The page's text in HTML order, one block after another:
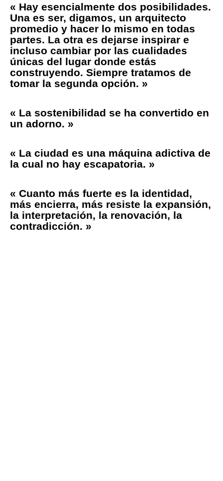
« Hay esencialmente dos posibilidades.
Una es ser, digamos, un arquitecto
promedio y hacer lo mismo en todas
partes. La otra es dejarse inspirar e
incluso cambiar por las cualidades
únicas del lugar donde estás
construyendo. Siempre tratamos de
tomar la segunda opción. »
« La sostenibilidad se ha convertido en
un adorno. »
« La ciudad es una máquina adictiva de
la cual no hay escapatoria. »
« Cuanto más fuerte es la identidad,
más encierra, más resiste la expansión,
la interpretación, la renovación, la
contradicción. »